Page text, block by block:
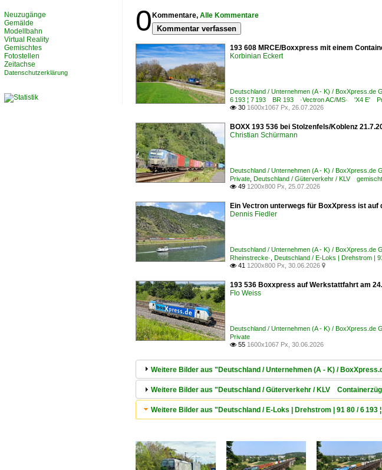
0 Kommentare, Alle Kommentare
Kommentar verfassen
193 608 MRCE/Boxxpress mit einem
Korbinian Eckert
Deutschland / Unternehmen (A - K) / BoxXpress.de
6 193 ¦ 7 193 BR 193 ·Vectron AC/MS· 'X4 E'
 30 1600x1067 Px, 26.07.2026
BOXX 193 536 bei Stolzenfels/Koblenz
Christian Schürmann
Deutschland / Unternehmen (A - K) / BoxXpress.de
Private Deutschland / Güterverkehr / KLV gemischt
 49 1200x800 Px, 25.07.2026
Ein Vectron unterwegs für BoxXpress ist
Dennis Fiedler
Deutschland / Unternehmen (A - K) / BoxXpress.de
Rheinstrecke· Deutschland / E-Loks | Drehstrom |
 41 1200x800 Px, 30.06.2026 
193 536 Boxxpress auf Werkstattfahrt am
Flo Weiss
Deutschland / Unternehmen (A - K) / BoxXpress.de
Private
 55 1600x1067 Px, 30.06.2026
Weitere Bilder aus "Deutschland / Unternehmen (A - K) /
Weitere Bilder aus "Deutschland / Güterverkehr / KLV
Weitere Bilder aus "Deutschland / E-Loks | Drehstrom | 91 80 / 6
Neuzugänge
Gemälde
Modellbahn
Virtual Reality
Gemischtes
Fotostellen
Zeitachse
Datenschutzerklärung